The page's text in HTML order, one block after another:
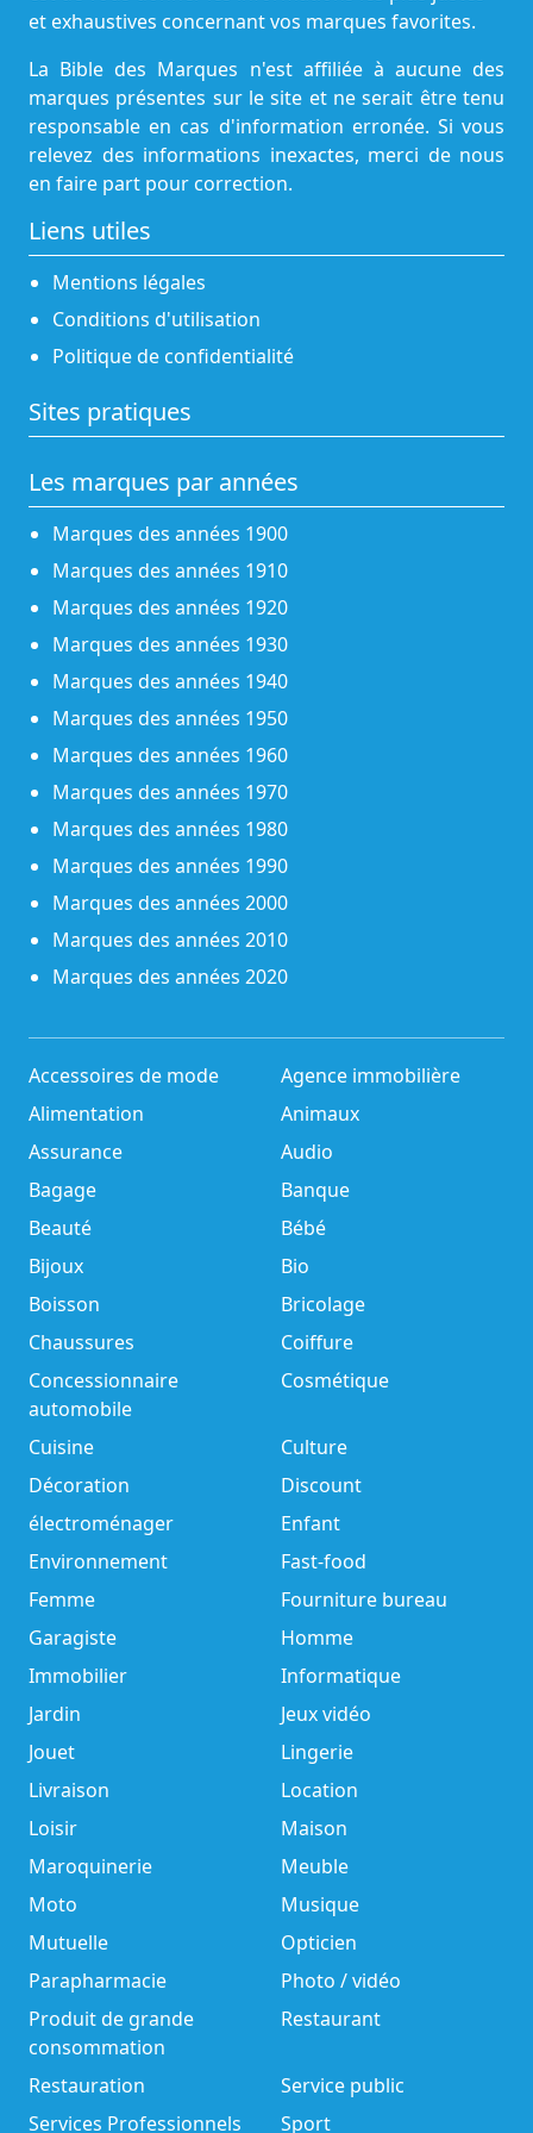
et exhaustives concernant vos marques favorites.
La Bible des Marques n'est affiliée à aucune des
marques présentes sur le site et ne serait être tenu
responsable en cas d'information erronée. Si vous
relevez des informations inexactes, merci de nous
en faire part pour correction.
Liens utiles
Mentions légales
Conditions d'utilisation
Politique de confidentialité
Sites pratiques
Les marques par années
Marques des années 1900
Marques des années 1910
Marques des années 1920
Marques des années 1930
Marques des années 1940
Marques des années 1950
Marques des années 1960
Marques des années 1970
Marques des années 1980
Marques des années 1990
Marques des années 2000
Marques des années 2010
Marques des années 2020
Accessoires de mode
Agence immobilière
Alimentation
Animaux
Assurance
Audio
Bagage
Banque
Beauté
Bébé
Bijoux
Bio
Boisson
Bricolage
Chaussures
Coiffure
Concessionnaire
automobile
Cosmétique
Cuisine
Culture
Décoration
Discount
électroménager
Enfant
Environnement
Fast-food
Femme
Fourniture bureau
Garagiste
Homme
Immobilier
Informatique
Jardin
Jeux vidéo
Jouet
Lingerie
Livraison
Location
Loisir
Maison
Maroquinerie
Meuble
Moto
Musique
Mutuelle
Opticien
Parapharmacie
Photo / vidéo
Produit de grande
consommation
Restaurant
Restauration
Service public
Services Professionnels
Sport